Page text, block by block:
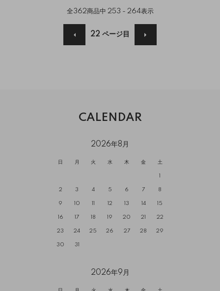
全362商品中 253 - 264表示
22 ページ目
CALENDAR
2026年8月
日 月 火 水 木 金 土
1
2 3 4 5 6 7 8
9 10 11 12 13 14 15
16 17 18 19 20 21 22
23 24 25 26 27 28 29
30 31
2026年9月